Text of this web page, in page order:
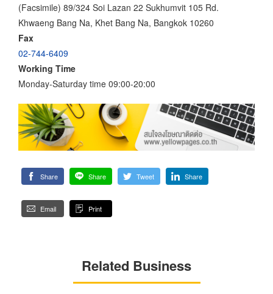
(Facsimile) 89/324 Soi Lazan 22 Sukhumvit 105 Rd.
Khwaeng Bang Na, Khet Bang Na, Bangkok 10260
Fax
02-744-6409
Working Time
Monday-Saturday time 09:00-20:00
Share Share Tweet Share
Email Print
Related Business